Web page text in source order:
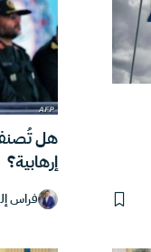
هل تُصنف
إرهابية؟
فراس